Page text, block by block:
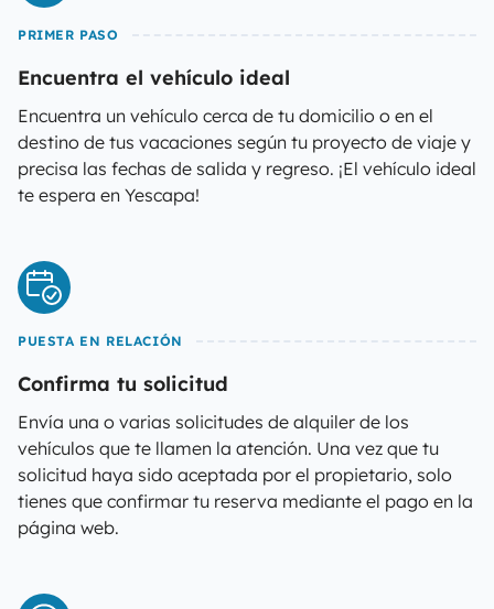
PRIMER PASO
Encuentra el vehículo ideal
Encuentra un vehículo cerca de tu domicilio o en el
destino de tus vacaciones según tu proyecto de viaje y
precisa las fechas de salida y regreso. ¡El vehículo ideal
te espera en Yescapa!
PUESTA EN RELACIÓN
Confirma tu solicitud
Envía una o varias solicitudes de alquiler de los
vehículos que te llamen la atención. Una vez que tu
solicitud haya sido aceptada por el propietario, solo
tienes que confirmar tu reserva mediante el pago en la
página web.